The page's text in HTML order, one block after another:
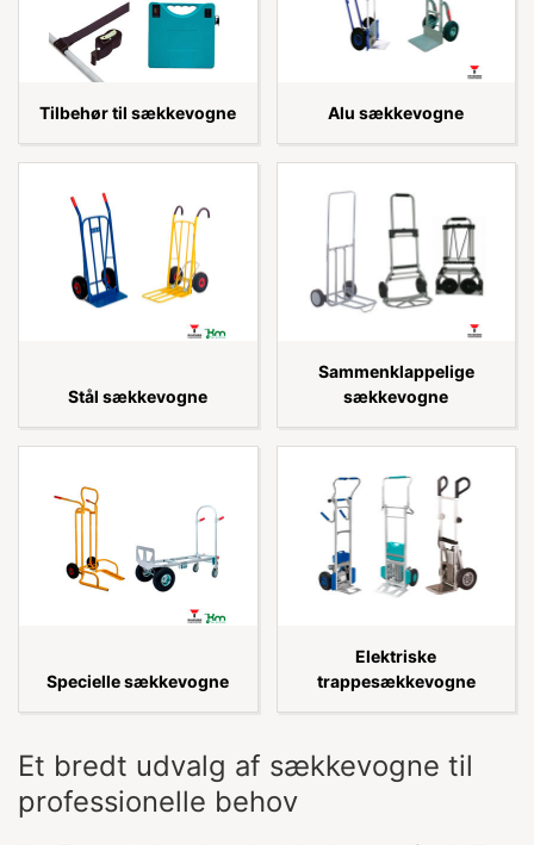
Tilbehør til sækkevogne Alu sækkevogne
Stål sækkevogne
Sammenklappelige
sækkevogne
Specielle sækkevogne
Elektriske
trappesækkevogne
Et bredt udvalg af sækkevogne til
professionelle behov